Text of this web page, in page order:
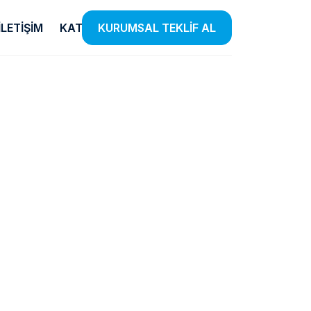
KATALOGKURUMSAL TEKLİF AL